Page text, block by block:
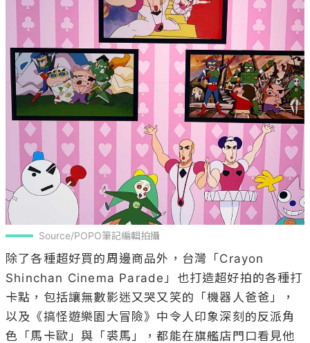
Source/POPO筆記編輯拍攝
除了各種超好買的周邊商品外，台灣「Crayon
Shinchan Cinema Parade」也打造超好拍的各種打
卡點，包括讓無數影迷又哭又笑的「機器人爸爸」，
以及《搞怪遊樂園大冒險》中令人印象深刻的反派角
色「馬卡歐」與「裘馬」，都能在旗艦店門口看見他